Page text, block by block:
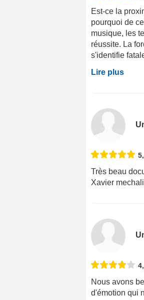
Est-ce la
pourquoi de
musique, les
réussite. La
s'identifie
Lire plus
Très beau
Xavier
Nous avons
d'émotion qui